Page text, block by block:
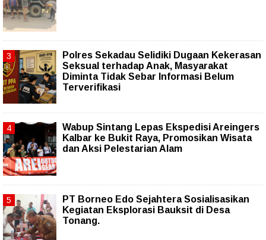
Polres Sekadau Selidiki Dugaan Kekerasan
Seksual terhadap Anak, Masyarakat
Diminta Tidak Sebar Informasi Belum
Terverifikasi
Wabup Sintang Lepas Ekspedisi Areingers
Kalbar ke Bukit Raya, Promosikan Wisata
dan Aksi Pelestarian Alam
PT Borneo Edo Sejahtera Sosialisasikan
Kegiatan Eksplorasi Bauksit di Desa
Tonang.